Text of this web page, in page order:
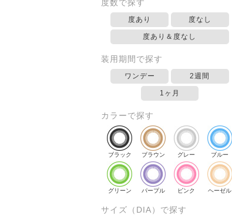
度数で探す
度あり 度なし
度あり＆度なし
装用期間で探す
ワンデー 2週間
1ヶ月
カラーで探す
ブラック ブラウン グレー ブルー
グリーン パープル ピンク ヘーゼル
サイズ（DIA）で探す